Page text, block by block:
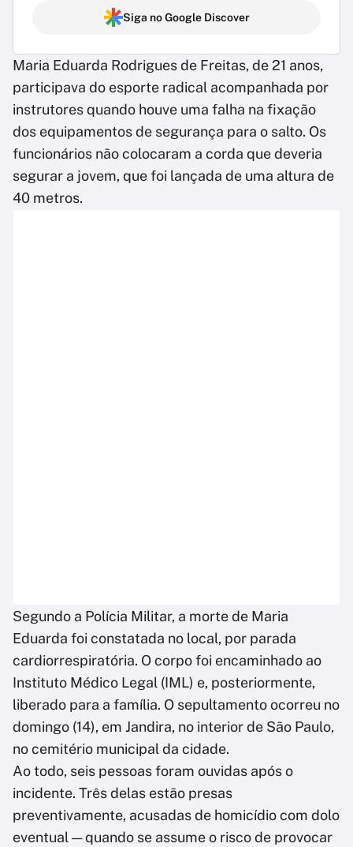
Siga no Google Discover
Maria Eduarda Rodrigues de Freitas, de 21 anos,
participava do esporte radical acompanhada por
instrutores quando houve uma falha na fixação
dos equipamentos de segurança para o salto. Os
funcionários não colocaram a corda que deveria
segurar a jovem, que foi lançada de uma altura de
40 metros.
Segundo a Polícia Militar, a morte de Maria
Eduarda foi constatada no local, por parada
cardiorrespiratória. O corpo foi encaminhado ao
Instituto Médico Legal (IML) e, posteriormente,
liberado para a família. O sepultamento ocorreu no
domingo (14), em Jandira, no interior de São Paulo,
no cemitério municipal da cidade.
Ao todo, seis pessoas foram ouvidas após o
incidente. Três delas estão presas
preventivamente, acusadas de homicídio com dolo
eventual — quando se assume o risco de provocar